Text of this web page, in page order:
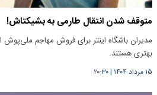
متوقف شدن انتقال طارمی به بشیکتاش!
مدیران باشگاه اینتر برای فروش مهاجم ملی‌پوش
بهتری هستند.
۱۵ مرداد ۱۴۰۴ |۲۰:۳۰